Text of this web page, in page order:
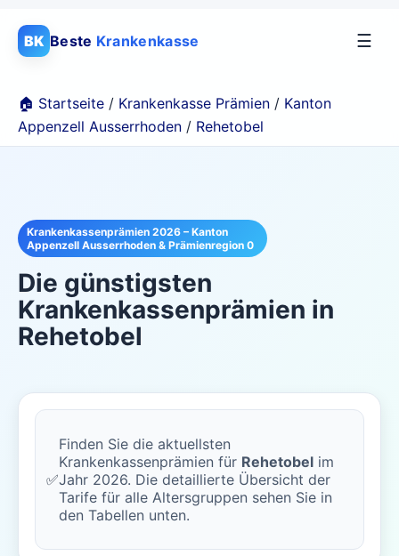
BK Beste Krankenkasse ☰
🏠 Startseite / Krankenkasse Prämien / Kanton
Appenzell Ausserrhoden / Rehetobel
Krankenkassenprämien 2026 – Kanton
Appenzell Ausserrhoden & Prämienregion 0
Die günstigsten
Krankenkassenprämien in
Rehetobel
✅
Finden Sie die aktuellsten
Krankenkassenprämien für Rehetobel im
Jahr 2026. Die detaillierte Übersicht der
Tarife für alle Altersgruppen sehen Sie in
den Tabellen unten.